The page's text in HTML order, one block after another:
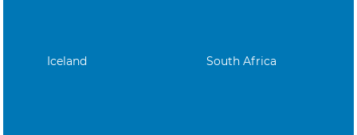
Iceland South Africa